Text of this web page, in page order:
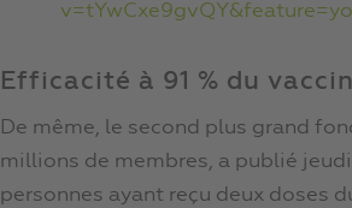
Efficacité à 91 % du
De même, le second plus grand
millions de membres, a publié
personnes ayant reçu deux doses